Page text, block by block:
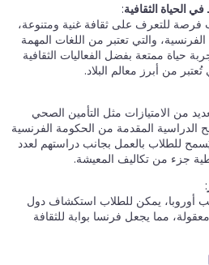
الحياة الثقافية:
فرصة للتعرف على ثقافة غنية ومتنوعة،
الفرنسية، والتي تعتبر من اللغات المهمة
حياة ممتعة بفضل الفعاليات الثقافية
من أبرز معالم البلاد.
من الامتيازات مثل التأمين الصحي
الدراسية المقدمة من الحكومة الفرنسية
للطلاب بالعمل بجانب دراستهم لعدد
جزء من تكاليف المعيشة.
:
أوروبا، يمكن للطلاب استكشاف دول
مما يجعل فرنسا بوابة للثقافة